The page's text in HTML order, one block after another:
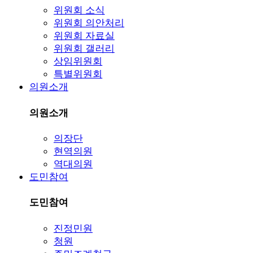
위원회 소식
위원회 의안처리
위원회 자료실
위원회 갤러리
상임위원회
특별위원회
의원소개
의원소개
의장단
현역의원
역대의원
도민참여
도민참여
진정민원
청원